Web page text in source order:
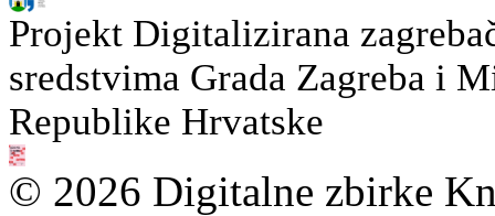
Projekt Digitalizirana
sredstvima Grada Zagreba i
Republike Hrvatske
© 2026 Digitalne zbirke